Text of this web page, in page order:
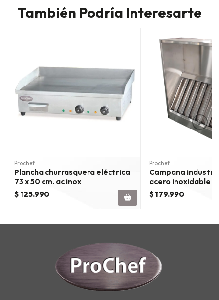
También Podría Interesarte
Prochef
Plancha churrasquera eléctrica
73 x 50 cm. ac inox
$ 125.990
Prochef
Campana
acero inoxidable
$ 179.990